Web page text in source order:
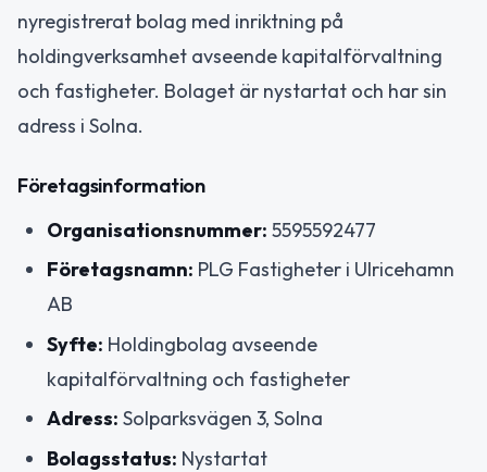
nyregistrerat bolag med inriktning på
holdingverksamhet avseende kapitalförvaltning
och fastigheter. Bolaget är nystartat och har sin
adress i Solna.
Företagsinformation
Organisationsnummer: 5595592477
Företagsnamn: PLG Fastigheter i Ulricehamn
AB
Syfte: Holdingbolag avseende
kapitalförvaltning och fastigheter
Adress: Solparksvägen 3, Solna
Bolagsstatus: Nystartat